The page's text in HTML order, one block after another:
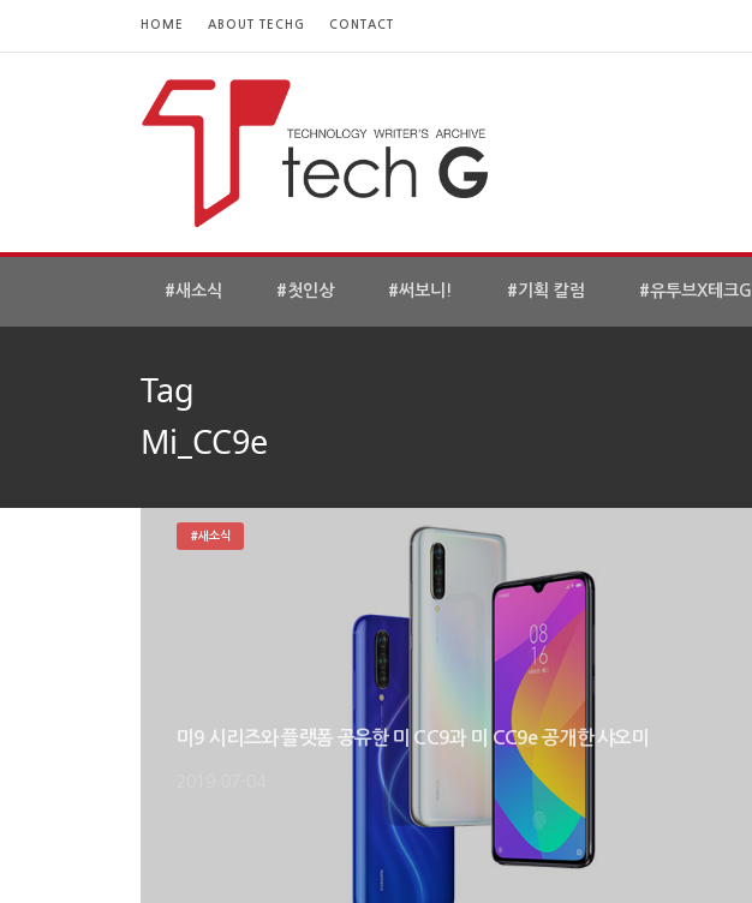
HOME ABOUT TECHG CONTACT
#새소식 #첫인상 #써보니! #기획 칼럼 #유투브X테크G
Tag
Mi_CC9e
미9 시리즈와 플랫폼 공유한 미 CC9과 미 CC9e 공개한 샤오미
#새소식